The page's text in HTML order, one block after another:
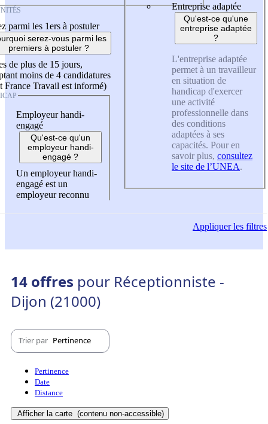
parmi les 1ers à postuler
serez-vous parmi les
premiers à postuler ?
de plus de 15 jours,
moins de 4 candidatures
France Travail est informé)
Employeur handi-
engagé
Qu'est-ce qu'un
employeur handi-
engagé ?
Un employeur handi-
engagé est un
employeur reconnu
Entreprise adaptée
Qu'est-ce qu'une
entreprise adaptée
?
L'entreprise adaptée
permet à un travailleur
en situation de
handicap d'exercer
une activité
professionnelle dans
des conditions
adaptées à ses
capacités. Pour en
savoir plus, consultez
le site de l’UNEA.
Appliquerles filtres
14 offres pour Réceptionniste -
Dijon (21000)
Trier par Pertinence
Pertinence
Date
Distance
Afficher la carte (contenu non-accessible)